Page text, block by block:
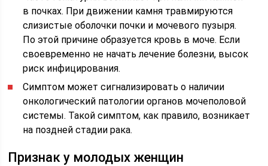
в почках. При движении камня травмируются
слизистые оболочки почки и мочевого пузыря.
По этой причине образуется кровь в моче. Если
своевременно не начать лечение болезни, высок
риск инфицирования.
Симптом может сигнализировать о наличии
онкологический патологии органов мочеполовой
системы. Такой симптом, как правило, возникает
на поздней стадии рака.
Признак у молодых женщин